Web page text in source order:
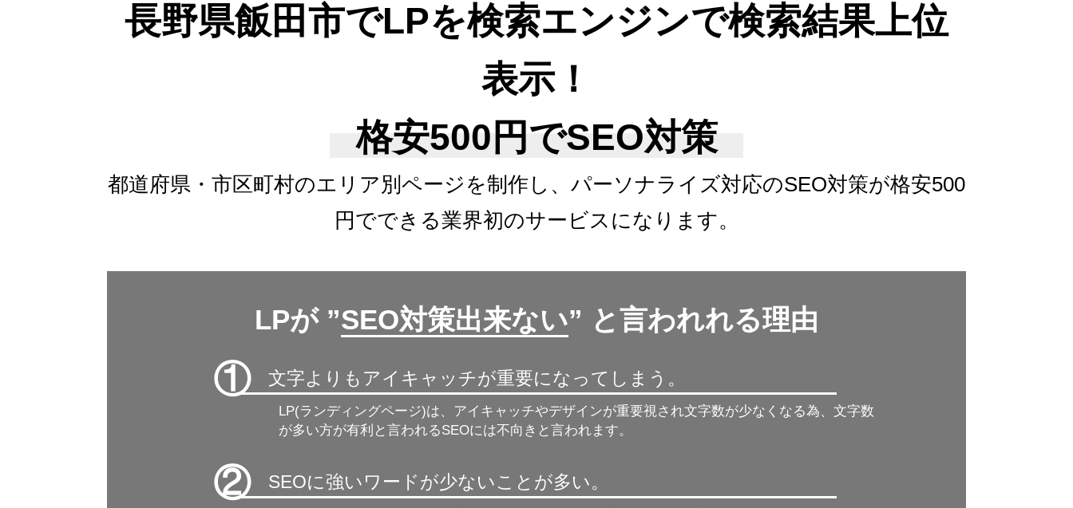
長野県飯田市でLPを検索エンジンで検索結果上位
表示！
格安500円でSEO対策
都道府県・市区町村のエリア別ページを制作し、 パーソナライズ対応のSEO対策が格安500
円でできる業界初のサービスになります。
LPが ”SEO対策出来ない” と言われれる理由
① 文字よりもアイキャッチが重要になってしまう。
LP(ランディングページ)は、アイキャッチやデザインが重要視され文字数が少なくなる為、文字数
が多い方が有利と言われるSEOには不向きと言われます。
② SEOに強いワードが少ないことが多い。